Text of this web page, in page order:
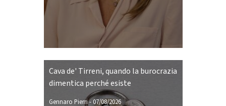
Cava de' Tirreni, quando la burocrazia
dimentica perché esiste
Gennaro Pierri- 07/08/2026